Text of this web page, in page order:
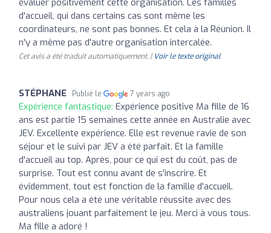
d'accueil, qui dans certains cas sont même les
coordinateurs, ne sont pas bonnes. Et cela à la Réunion. Il
n'y a même pas d'autre organisation intercalée.
Cet avis a été traduit automatiquement. | Voir le texte original
STÉPHANE Publié le 7 years ago
Expérience fantastique: Expérience positive Ma fille de 16
ans est partie 15 semaines cette année en Australie avec
JEV. Excellente expérience. Elle est revenue ravie de son
séjour et le suivi par JEV a été parfait. Et la famille
d'accueil au top. Après, pour ce qui est du coût, pas de
surprise. Tout est connu avant de s'inscrire. Et
évidemment, tout est fonction de la famille d'accueil.
Pour nous cela a été une véritable réussite avec des
australiens jouant parfaitement le jeu. Merci à vous tous.
Ma fille a adoré !